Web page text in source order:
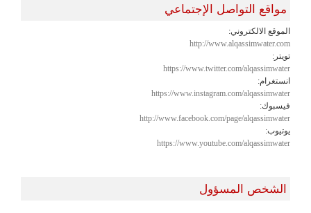
مواقع التواصل الإجتماعي
الموقع الالكتروني:
http://www.alqassimwater.com
تويتر:
https://www.twitter.com/alqassimwater
انستغرام:
https://www.instagram.com/alqassimwater
فيسبوك:
http://www.facebook.com/page/alqassimwater
يوتيوب:
https://www.youtube.com/alqassimwater
الشخص المسؤول